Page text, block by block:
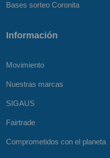
Bases sorteo Coronita
Información
Movimiento
Nuestras marcas
SIGAUS
Fairtrade
Comprometidos con el planeta